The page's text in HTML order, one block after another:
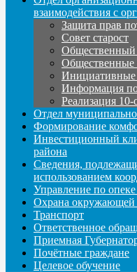
взаимодействия с
Защита прав
Совет старост
Общественный
Общественные
Инициативные
Информация
Реализация 10-
Отдел
Формирование
Инвестиционный
района
Сведения,
использованием
Управление по
Охрана окружающей
Транспорт
Ответственное
Приемная
Почётные граждане
Целевое обучение